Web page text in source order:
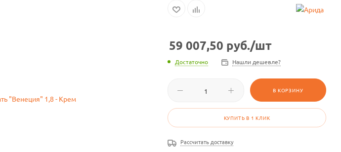
59 007,50 руб./шт
Достаточно Нашли дешевле?
В КОРЗИНУ
КУПИТЬ В 1 КЛИК
Рассчитать доставку